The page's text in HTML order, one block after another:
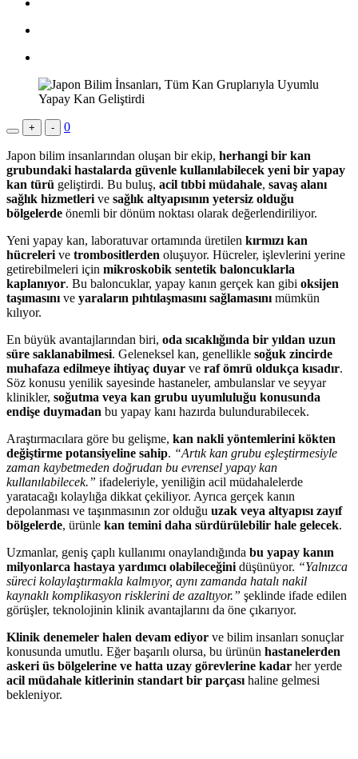
+ - 0
Japon bilim insanlarından oluşan bir ekip, herhangi bir kan
grubundaki hastalarda güvenle kullanılabilecek yeni bir yapay
kan türü geliştirdi. Bu buluş, acil tıbbi müdahale, savaş alanı
sağlık hizmetleri ve sağlık altyapısının yetersiz olduğu
bölgelerde önemli bir dönüm noktası olarak değerlendiriliyor.
Yeni yapay kan, laboratuvar ortamında üretilen kırmızı kan
hücreleri ve trombositlerden oluşuyor. Hücreler, işlevlerini yerine
getirebilmeleri için mikroskobik sentetik baloncuklarla
kaplanıyor. Bu baloncuklar, yapay kanın gerçek kan gibi oksijen
taşımasını ve yaraların pıhtılaşmasını sağlamasını mümkün
kılıyor.
En büyük avantajlarından biri, oda sıcaklığında bir yıldan uzun
süre saklanabilmesi. Geleneksel kan, genellikle soğuk zincirde
muhafaza edilmeye ihtiyaç duyar ve raf ömrü oldukça kısadır.
Söz konusu yenilik sayesinde hastaneler, ambulanslar ve seyyar
klinikler, soğutma veya kan grubu uyumluluğu konusunda
endişe duymadan bu yapay kanı hazırda bulundurabilecek.
Araştırmacılara göre bu gelişme, kan nakli yöntemlerini kökten
değiştirme potansiyeline sahip. “Artık kan grubu eşleştirmesiyle
zaman kaybetmeden doğrudan bu evrensel yapay kan
kullanılabilecek.” ifadeleriyle, yeniliğin acil müdahalelerde
yaratacağı kolaylığa dikkat çekiliyor. Ayrıca gerçek kanın
depolanması ve taşınmasının zor olduğu uzak veya altyapısı zayıf
bölgelerde, ürünle kan temini daha sürdürülebilir hale gelecek.
Uzmanlar, geniş çaplı kullanımı onaylandığında bu yapay kanın
milyonlarca hastaya yardımcı olabileceğini düşünüyor. “Yalnızca
süreci kolaylaştırmakla kalmıyor, aynı zamanda hatalı nakil
kaynaklı komplikasyon risklerini de azaltıyor.” şeklinde ifade edilen
görüşler, teknolojinin klinik avantajlarını da öne çıkarıyor.
Klinik denemeler halen devam ediyor ve bilim insanları sonuçlar
konusunda umutlu. Eğer başarılı olursa, bu ürünün hastanelerden
askeri üs bölgelerine ve hatta uzay görevlerine kadar her yerde
acil müdahale kitlerinin standart bir parçası haline gelmesi
bekleniyor.